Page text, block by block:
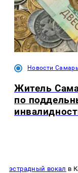
Новости
Житель
по
эстрадный вокал в